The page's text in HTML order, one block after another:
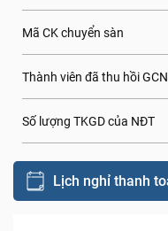
Mã CK chuyển sàn
Thành viên đã thu hồi GCN
Số lượng TKGD của NĐT
Lịch nghỉ thanh